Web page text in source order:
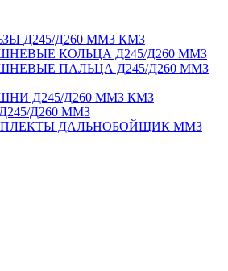
Д245/Д260 ММЗ КМЗ
КОЛЬЦА Д245/Д260 ММЗ
ПАЛЬЦА Д245/Д260 ММЗ
Д245/Д260 ММЗ КМЗ
Д260 ММЗ
ДАЛЬНОБОЙЩИК ММЗ